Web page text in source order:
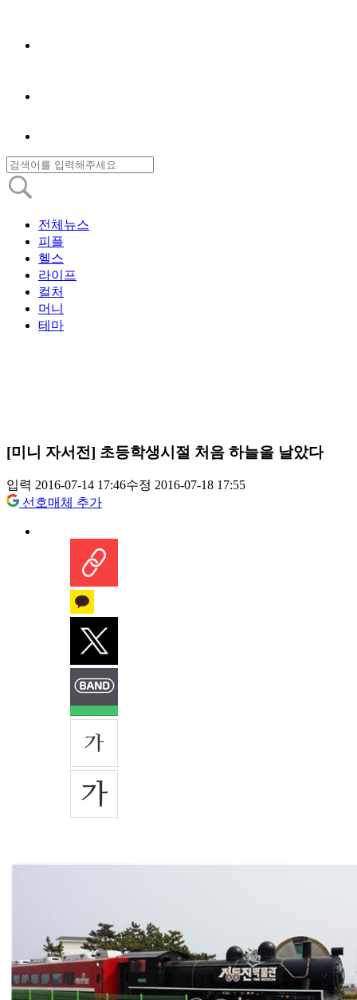
전체뉴스
피플
헬스
라이프
컬처
머니
테마
[미니 자서전] 초등학생시절 처음 하늘을 날았다
입력 2016-07-14 17:46수정 2016-07-18 17:55
선호매체 추가